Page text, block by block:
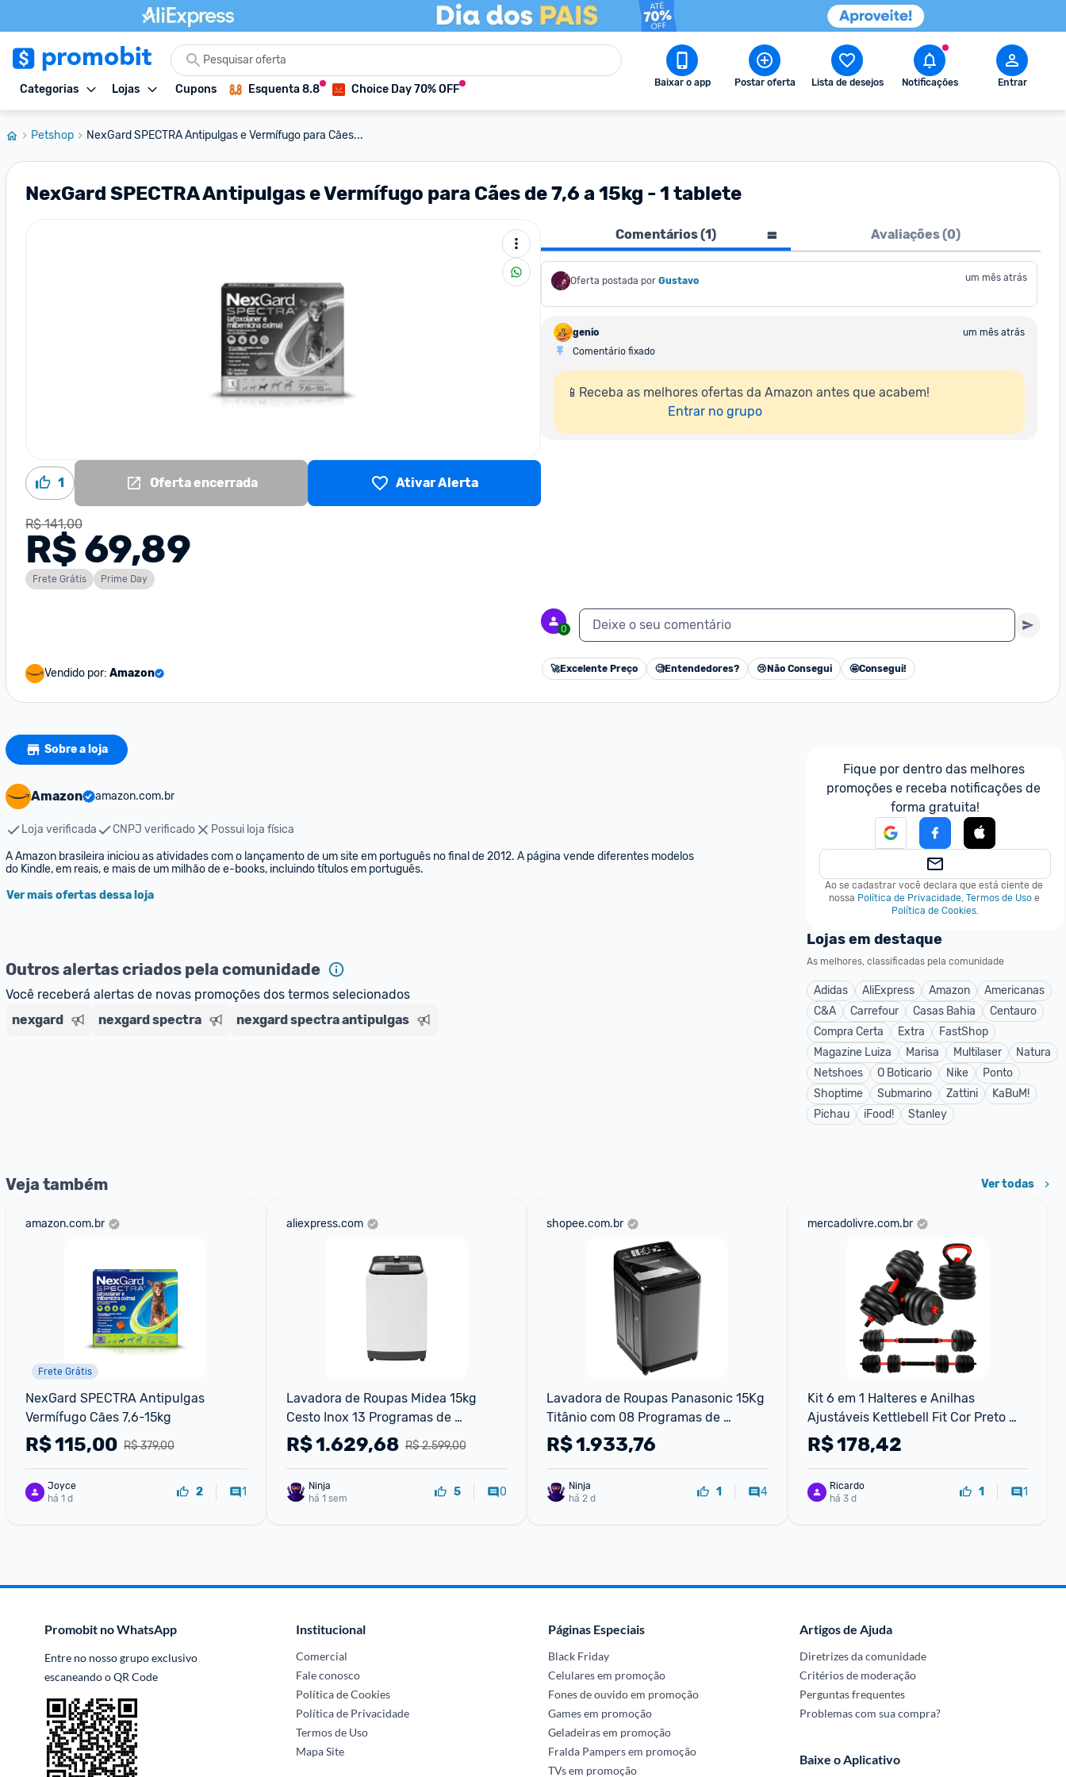
Categorias Lojas Cupons Esquenta 8.8 Choice Day 70% OFF Baixar o app Postar oferta Lista de desejos Notificações Entrar
Petshop NexGard SPECTRA Antipulgas e Vermífugo para Cães...
NexGard SPECTRA Antipulgas e Vermífugo para Cães de 7,6 a 15kg - 1 tablete
1 Oferta encerrada Ativar Alerta
R$ 141,00
R$ 69,89
Frete Grátis Prime Day
Vendido por: Amazon
Comentários (1) Avaliações (0)
Oferta postada por Gustavo um mês atrás
genio
um mês atrás
Comentário fixado
📱Receba as melhores ofertas da Amazon antes que acabem!
Entrar no grupo
0 Deixe o seu comentário
🚀Excelente Preço 🧐Entendedores? 😢 Não Consegui 🤩Consegui!
Sobre a loja
Amazon amazon.com.br
Loja verificada CNPJ verificado
Possui loja física
A Amazon brasileira iniciou as atividades com o lançamento de um site em português no final de 2012. A página vende diferentes modelos
do Kindle, em reais, e mais de um milhão de e-books, incluindo títulos em português.
Ver mais ofertas dessa loja
Outros alertas criados pela comunidade
Você receberá alertas de novas promoções dos termos selecionados
nexgard
nexgard spectra nexgard spectra antipulgas
Fique por dentro das melhores
promoções e receba notificações de
forma gratuita!
Ao se cadastrar você declara que está ciente de
nossa Política de Privacidade, Termos de Uso e
Política de Cookies.
Lojas em destaque
As melhores, classificadas pela comunidade
Adidas AliExpress Amazon
Americanas
C&A
Carrefour Casas Bahia
Centauro
Compra Certa
Extra
FastShop
Magazine Luiza
Marisa Multilaser
Natura
Netshoes
O Boticario Nike
Ponto
Shoptime
Submarino Zattini
KaBuM!
Pichau
iFood! Stanley
Veja também Ver todas
amazon.com.br
Frete Grátis
NexGard SPECTRA Antipulgas
Vermífugo Cães 7,6-15kg
R$ 379,00
R$115,00
Joyce
há 1 d
2 1
aliexpress.com
Lavadora de Roupas Midea 15kg
Cesto Inox 13 Programas de
Lavagem Branca Wave Agitator -
220V
R$ 2.599,00
R$1.629,68
há 1 sem
5 0
shopee.com.br
Lavadora de Roupas Panasonic 15Kg
Titânio com 08 Programas de
Lavagem e Smart Sense NA-F150B1T
R$1.933,76
há 2 d
1 4
mercadolivre.com.br
Kit 6 em 1 Halteres e Anilhas
Ajustáveis Kettlebell Fit Cor Preto
Sagatini 15kg
R$178,42
Ricardo
há 3 d
1 1
Promobit no WhatsApp
Entre no nosso grupo exclusivo
escaneando o QR Code
Institucional
Comercial
Fale conosco
Política de Cookies
Política de Privacidade
Termos de Uso
Mapa Site
Páginas Especiais
Black Friday
Celulares em promoção
Fones de ouvido em promoção
Games em promoção
Geladeiras em promoção
Fralda Pampers em promoção
TVs em promoção
Artigos de Ajuda
Diretrizes da comunidade
Critérios de moderação
Perguntas frequentes
Problemas com sua compra?
Baixe o Aplicativo